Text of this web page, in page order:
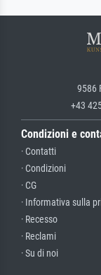
9586
+43
Condizioni e
· Contatti
· Condizioni
· CG
· Informativa sulla
· Recesso
· Reclami
· Su di noi